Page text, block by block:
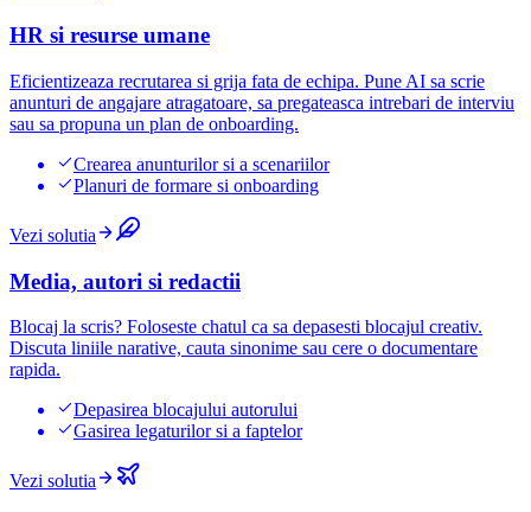
HR si resurse umane
Eficientizeaza recrutarea si grija fata de echipa. Pune AI sa scrie
anunturi de angajare atragatoare, sa pregateasca intrebari de interviu
sau sa propuna un plan de onboarding.
Crearea anunturilor si a scenariilor
Planuri de formare si onboarding
Vezi solutia
Media, autori si redactii
Blocaj la scris? Foloseste chatul ca sa depasesti blocajul creativ.
Discuta liniile narative, cauta sinonime sau cere o documentare
rapida.
Depasirea blocajului autorului
Gasirea legaturilor si a faptelor
Vezi solutia